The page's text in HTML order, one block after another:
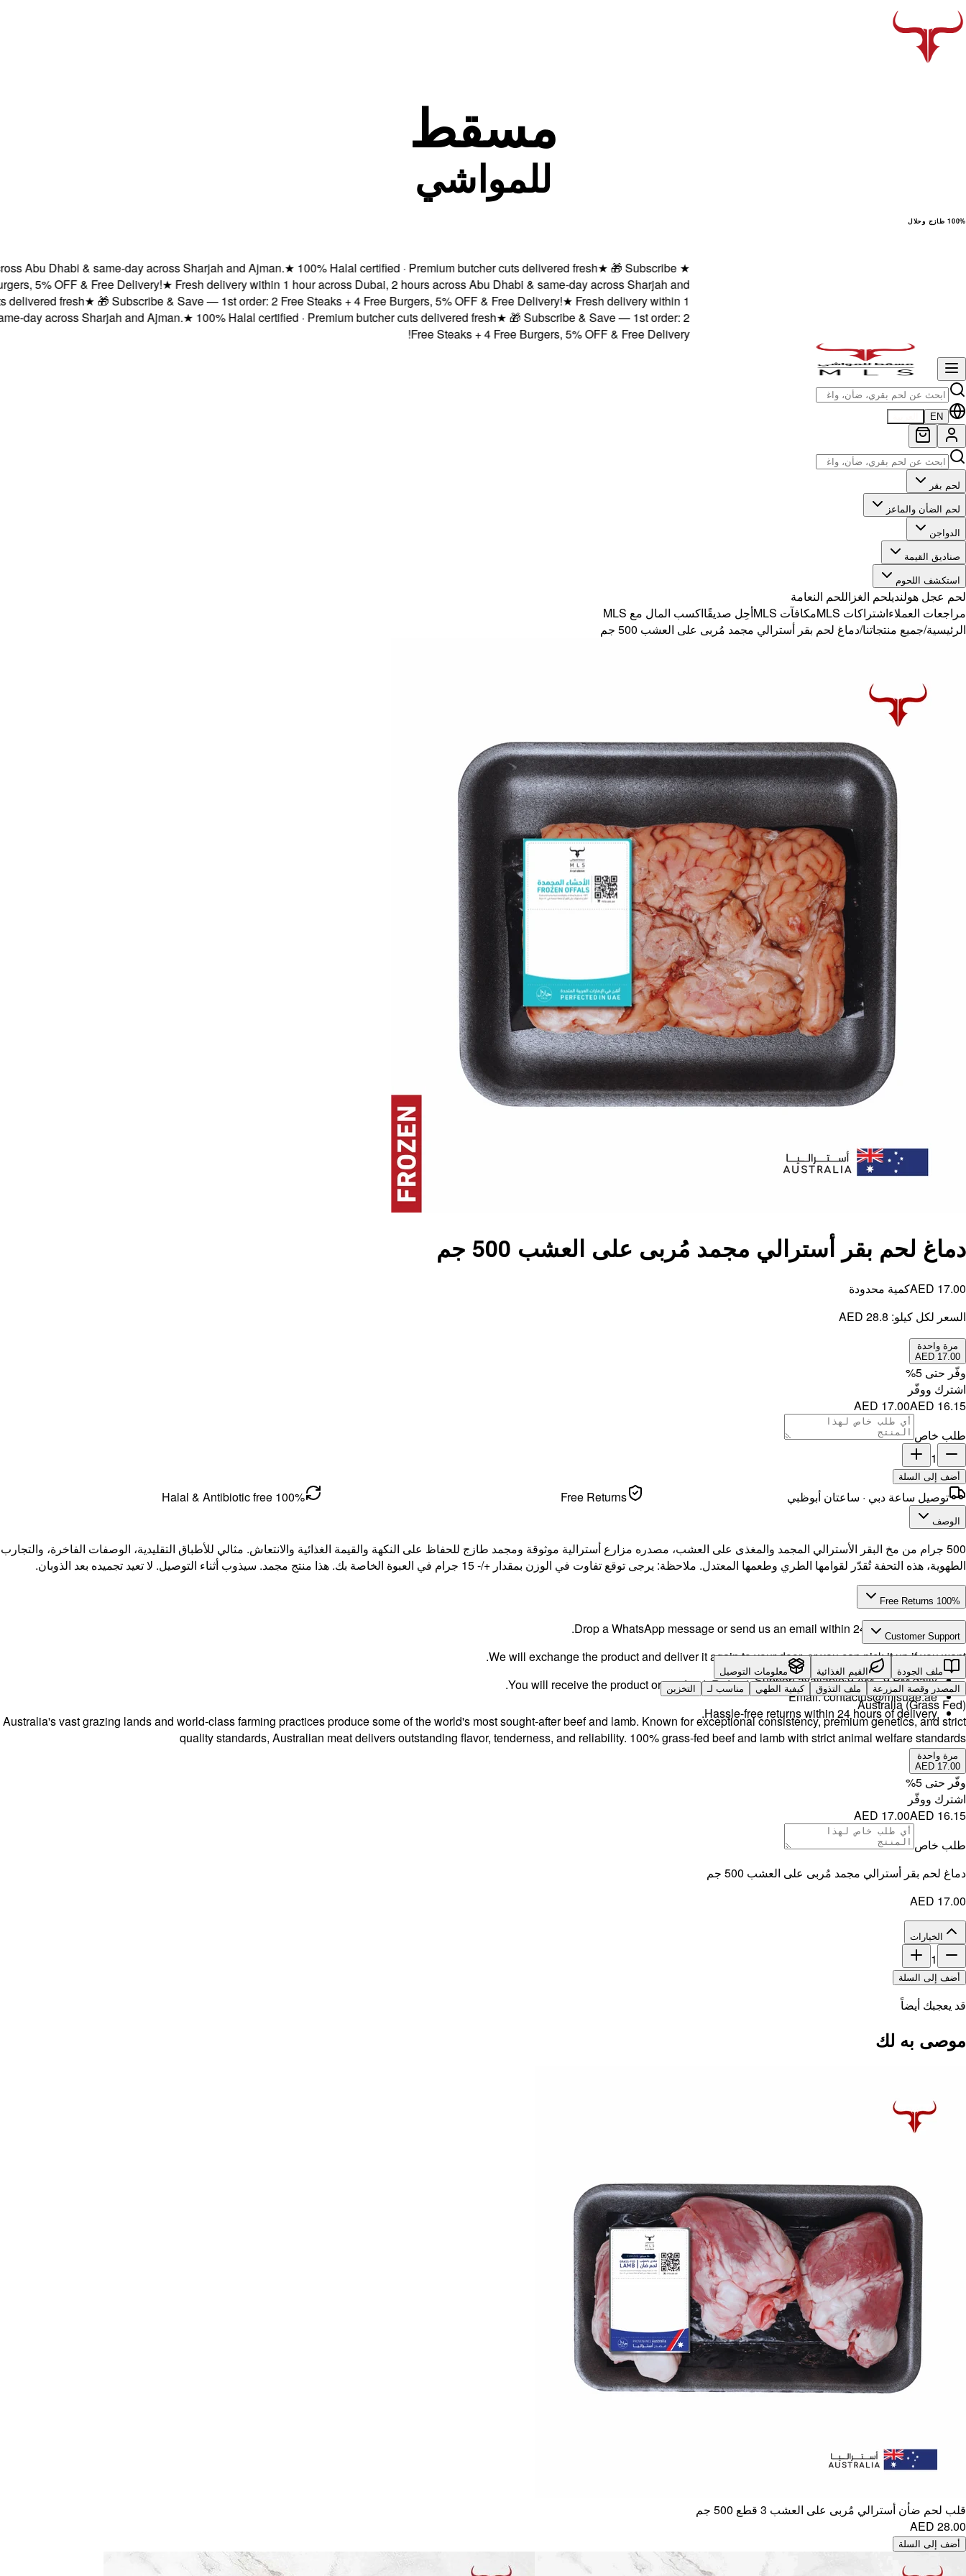
مسقط
للمواشي
100% طازج وحلال
★
Dhabi & same-day across Sharjah and Ajman.★100% Halal certified · Premium butcher cuts delivered fresh★🎁 Subscribe
5% OFF & Free Delivery!★Fresh delivery within 1 hour across Dubai, 2 hours across Abu Dhabi & same-day across Sharjah and
fresh★🎁 Subscribe & Save — 1st order: 2 Free Steaks + 4 Free Burgers, 5% OFF & Free Delivery!★Fresh delivery within 1
across Sharjah and Ajman.★100% Halal certified · Premium butcher cuts delivered fresh★🎁 Subscribe & Save — 1st order: 2
Free Steaks + 4 Free Burgers, 5% OFF & Free Delivery!
EN
لحم بقر
لحم الضأن والماعز
الدواجن
صناديق القيمة
استكشف اللحوم
لحم عجل هولنديلحم الغزاللحم النعامة
مراجعات العملاءاشتراكات MLS مكافآت MLS أحِل صديقًااكسب المال مع MLS
الرئيسية/جميع منتجاتنا/دماغ لحم بقر أسترالي مجمد مُربى على العشب 500 جم
دماغ لحم بقر أسترالي مجمد مُربى على العشب 500 جم
AED 17.00كمية محدودة
السعر لكل كيلو: AED 28.8
مرة واحدة
AED 17.00
وفّر حتى 5
%
اشترك ووفّر
AED 17.00AED 16.15
طلب خاص
1
أضف إلى السلة
توصيل ساعة دبي · ساعتان أبوظبي Free Returns
100% Halal & Antibiotic free
الوصف
500 جرام من مخ البقر الأسترالي المجمد والمغذى على العشب، مصدره مزارع أسترالية موثوقة ومجمد طازج للحفاظ على النكهة والقيمة الغذائية والانتعاش. مثالي للأطباق التقليدية، الوصفات الفاخرة، والتجارب
الطهوية، هذه التحفة تُقدّر لقوامها الطري وطعمها المعتدل. ملاحظة: يرجى توقع تفاوت في الوزن بمقدار +/- 15 جرام في العبوة الخاصة بك. هذا منتج مجمد. سيذوب أثناء التوصيل. لا تعيد تجميده بعد الذوبان.
100% Free Returns
Drop a WhatsApp message or send us an email within 24 hours after delivery.
We will exchange the product and deliver it again to your door, or you can pick it up if you want.
You will receive the product or a refund. Refunds will be processed within 14 working days.
Customer Support
Call or WhatsApp:
+971504516403
Support available 9 AM - 9 PM daily.
Email:contactus@mlsuae.ae
Hassle-free returns within 24 hours of delivery.
ملف الجودة القيم الغذائية
معلومات التوصيل
المصدر وقصة المزرعة
ملف التذوق كيفية الطهي مناسب لـ التخزين
Australia (Grass Fed)
Australia's vast grazing lands and world-class farming practices produce some of the world's most sought-after beef and lamb. Known for exceptional consistency, premium genetics, and strict
quality standards, Australian meat delivers outstanding flavor, tenderness, and reliability. 100% grass-fed beef and lamb with strict animal welfare standards
مرة واحدة
AED 17.00
وفّر حتى 5
%
اشترك ووفّر
AED 17.00AED 16.15
طلب خاص
دماغ لحم بقر أسترالي مجمد مُربى على العشب 500 جم
AED 17.00
الخيارات
1
أضف إلى السلة
قد يعجبك أيضاً
موصى به لك
قلب لحم ضأن أسترالي مُربى على العشب 3 قطع 500 جم
AED 28.00
أضف إلى السلة